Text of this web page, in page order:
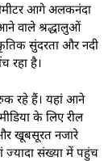
आगे अलकनंदा
आने वाले श्रद्धालुओं
सुंदरता और नदी
रहा है।
रुक रहे हैं। यहां आने
के लिए रील
खूबसूरत नजारे
ज्यादा संख्या में पहुंच